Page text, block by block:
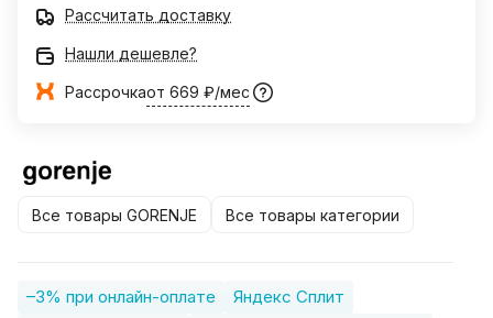
Рассчитать доставку
Нашли дешевле?
Рассрочкаот 669 ₽/мес
Все товары GORENJE Все товары категории
–3% при онлайн-оплате
Яндекс Сплит